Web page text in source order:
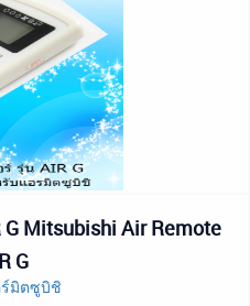
Mitsubishi Air Remote
G
มิตซูบิชิ